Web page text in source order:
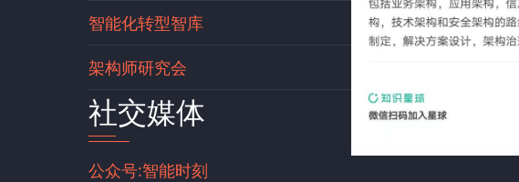
智能化转型智库
架构师研究会
社交媒体
公众号:智能时刻